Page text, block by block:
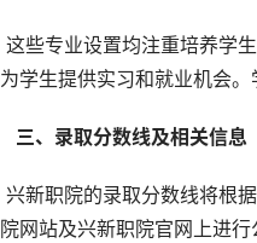
为学生提供实习和就业机会
  三、录取分数线及相关信息
院网站及兴新职院官网上进